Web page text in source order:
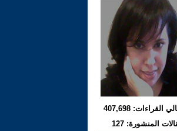
القراءات: 407,698
المنشورة: 127